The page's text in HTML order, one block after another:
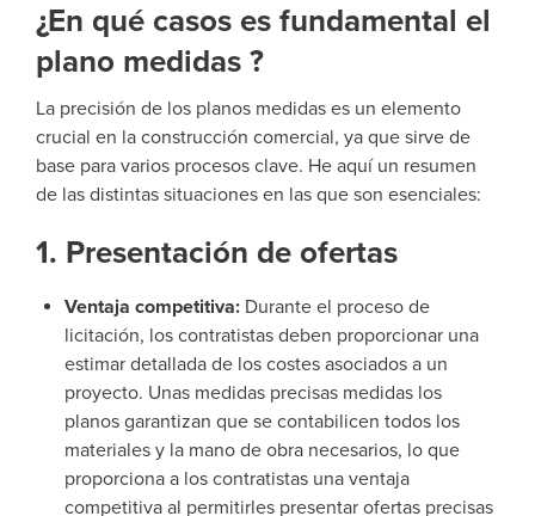
¿En qué casos es fundamental el
plano medidas ?
La precisión de los planos medidas es un elemento
crucial en la construcción comercial, ya que sirve de
base para varios procesos clave. He aquí un resumen
de las distintas situaciones en las que son esenciales:
1. Presentación de ofertas
Ventaja competitiva: Durante el proceso de
licitación, los contratistas deben proporcionar una
estimar detallada de los costes asociados a un
proyecto. Unas medidas precisas medidas los
planos garantizan que se contabilicen todos los
materiales y la mano de obra necesarios, lo que
proporciona a los contratistas una ventaja
competitiva al permitirles presentar ofertas precisas